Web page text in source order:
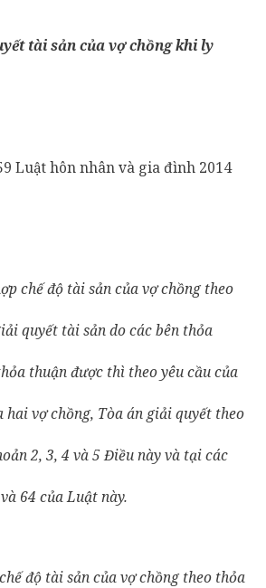
tài sản của vợ chồng khi ly
Luật hôn nhân và gia đình 2014
chế độ tài sản của vợ chồng theo
quyết tài sản do các bên thỏa
thuận được thì theo yêu cầu của
hai vợ chồng, Tòa án giải quyết theo
2, 3, 4 và 5 Điều này và tại các
64 của Luật này.
độ tài sản của vợ chồng theo thỏa